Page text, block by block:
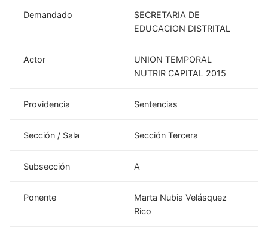
Demandado
SECRETARIA DE
EDUCACION DISTRITAL
Actor
UNION TEMPORAL
NUTRIR CAPITAL 2015
Providencia Sentencias
Sección / Sala Sección Tercera
Subsección A
Ponente
Marta Nubia Velásquez
Rico